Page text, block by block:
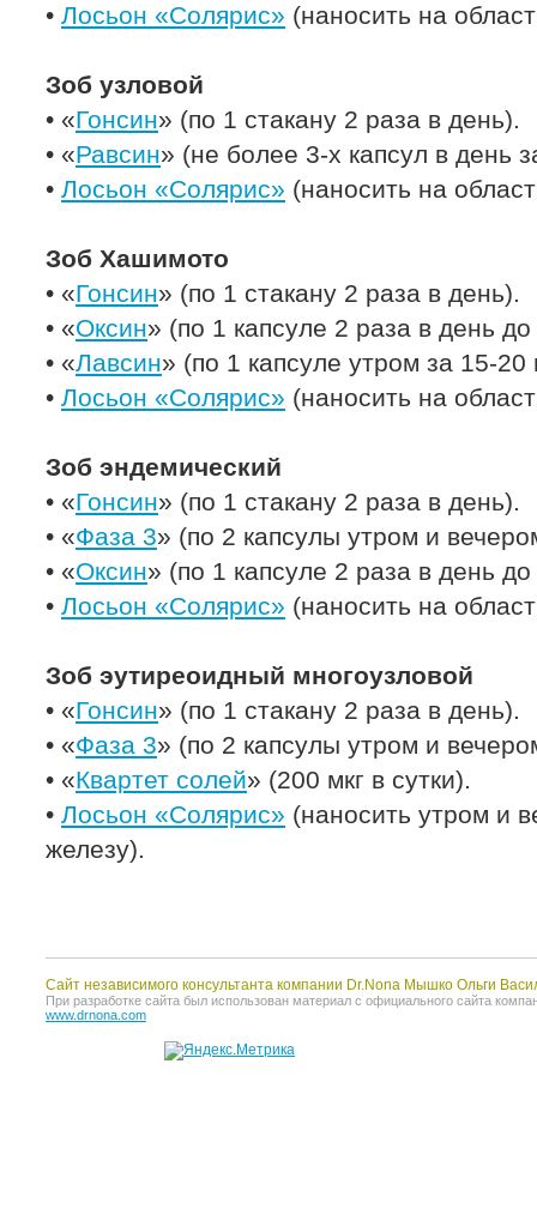
• Лосьон «Солярис» (наносить на
Зоб узловой
• «Гонсин» (по 1 стакану 2 раза в день).
• «Равсин» (не более 3-х капсул в день
• Лосьон «Солярис» (наносить на
Зоб Хашимото
• «Гонсин» (по 1 стакану 2 раза в день).
• «Оксин» (по 1 капсуле 2 раза в день
• «Лавсин» (по 1 капсуле утром за 15-
• Лосьон «Солярис» (наносить на
Зоб эндемический
• «Гонсин» (по 1 стакану 2 раза в день).
• «Фаза 3» (по 2 капсулы утром и
• «Оксин» (по 1 капсуле 2 раза в день
• Лосьон «Солярис» (наносить на
Зоб эутиреоидный многоузловой
• «Гонсин» (по 1 стакану 2 раза в день).
• «Фаза 3» (по 2 капсулы утром и
• «Квартет солей» (200 мкг в сутки).
• Лосьон «Солярис» (наносить утром и
железу).
Сайт независимого консультанта компании Dr.Nona Мышко Ольги
При разработке сайта был использован материал с официального сайта
www.drnona.com